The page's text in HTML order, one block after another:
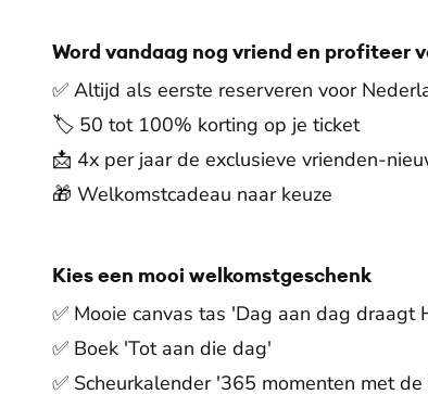
Word vandaag nog vriend en profiteer
✅ Altijd als eerste reserveren voor
🏷️ 50 tot 100% korting op je ticket
📩 4x per jaar de exclusieve vrienden-
🎁 Welkomstcadeau naar keuze
Kies een mooi welkomstgeschenk
✅ Mooie canvas tas 'Dag aan dag draagt
✅ Boek 'Tot aan die dag'
✅ Scheurkalender '365 momenten met